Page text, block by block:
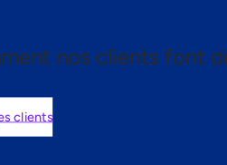
nos clients font
clients